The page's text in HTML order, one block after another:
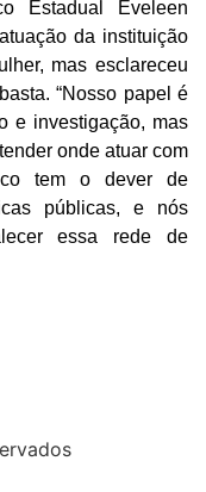
Estadual Eveleen
da instituição
mas esclareceu
“Nosso papel é
e investigação, mas
onde atuar com
tem o dever de
públicas, e nós
essa rede de